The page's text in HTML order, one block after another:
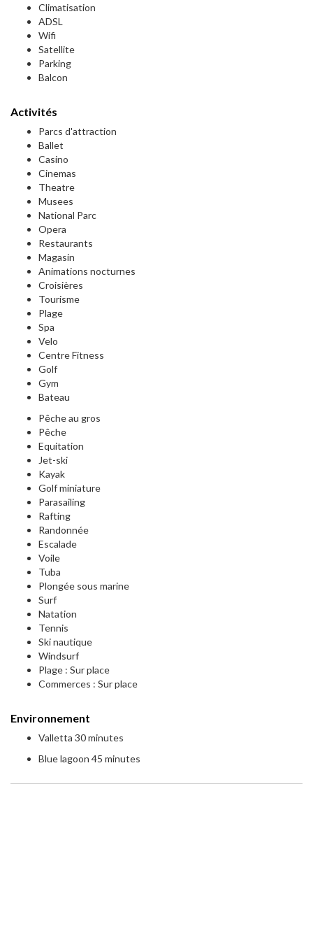
Climatisation
ADSL
Wifi
Satellite
Parking
Balcon
Activités
Parcs d'attraction
Ballet
Casino
Cinemas
Theatre
Musees
National Parc
Opera
Restaurants
Magasin
Animations nocturnes
Croisières
Tourisme
Plage
Spa
Velo
Centre Fitness
Golf
Gym
Bateau
Pêche au gros
Pêche
Equitation
Jet-ski
Kayak
Golf miniature
Parasailing
Rafting
Randonnée
Escalade
Voile
Tuba
Plongée sous marine
Surf
Natation
Tennis
Ski nautique
Windsurf
Plage : Sur place
Commerces : Sur place
Environnement
Valletta 30 minutes
Blue lagoon 45 minutes